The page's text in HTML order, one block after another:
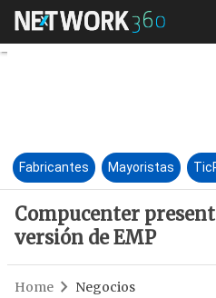
Fabricantes Mayoristas
Compucenter
versión de EMP
Home Negocios